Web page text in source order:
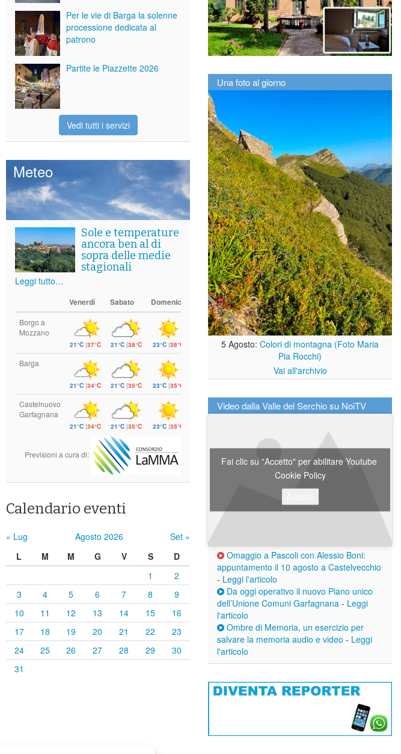
Per le vie di Barga la solenne
processione dedicata al
patrono
Partite le Piazzette 2026
Vedi tutti i servizi
Meteo
Sole e temperature
ancora ben al di
sopra delle medie
stagionali
Leggi tutto…
Venerdì Sabato Domenica
Borgo a
Mozzano
21°C |37°C 21°C |38°C 23°C |38°C
Barga
21°C |34°C 21°C |35°C 23°C |35°C
Castelnuovo
Garfagnana
21°C |34°C 21°C |35°C 23°C |35°C
Previsioni a cura di:
Calendario eventi
« Lug Agosto 2026
Set »
L
M M G V S
D
1
2
3
4 5 6 7 8
9
10
11 12 13 14 15
16
17
18 19 20 21 22
23
24
25 26 27 28 29
30
31
Una foto al giorno
5 Agosto: Colori di montagna (Foto Maria
Pia Rocchi)
Vai all'archivio
Video dalla Valle del Serchio su NoiTV
Fai clic su "Accetto" per abilitare Youtube
Cookie Policy
Omaggio a Pascoli con Alessio Boni:
appuntamento il 10 agosto a Castelvecchio
- Leggi l'articolo
Da oggi operativo il nuovo Piano unico
dell’Unione Comuni Garfagnana - Leggi
l'articolo
Ombre di Memoria, un esercizio per
salvare la memoria audio e video - Leggi
l'articolo